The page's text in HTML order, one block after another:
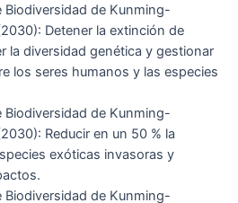
Biodiversidad de Kunming-
Detener la extinción de
la diversidad genética y gestionar
los seres humanos y las especies
Biodiversidad de Kunming-
Reducir en un 50 % la
exóticas invasoras y
Biodiversidad de Kunming-